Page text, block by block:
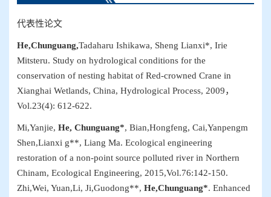
代表性论文
He,Chunguang,Tadaharu Ishikawa, Sheng Lianxi*, Irie
Mitsteru. Study on hydrological conditions for the
conservation of nesting habitat of Red-crowned Crane in
Xianghai Wetlands, China, Hydrological Process, 2009，
Vol.23(4): 612-622.
Mi,Yanjie, He, Chunguang*, Bian,Hongfeng, Cai,Yanpengm
Shen,Lianxi g**, Liang Ma. Ecological engineering
restoration of a non-point source polluted river in Northern
Chinam, Ecological Engineering, 2015,Vol.76:142-150.
Zhi,Wei, Yuan,Li, Ji,Guodong**, He,Chunguang*. Enhanced